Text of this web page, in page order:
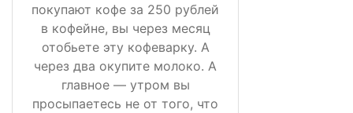
покупают кофе за 250 рублей
в кофейне, вы через месяц
отобьете эту кофеварку. А
через два окупите молоко. А
главное — утром вы
просыпаетесь не от того, что